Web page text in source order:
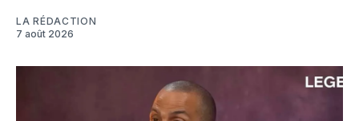
LA RÉDACTION
7 août 2026